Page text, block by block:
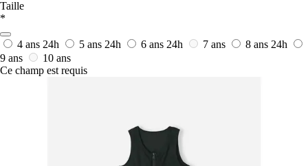
Taille
*
4 ans 24h 5 ans 24h 6 ans 24h 7 ans 8 ans 24h
9 ans
10 ans
Ce champ est requis